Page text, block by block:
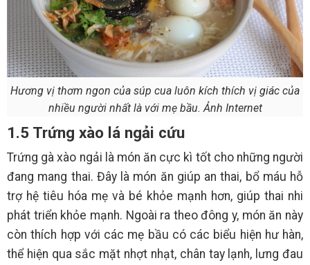
Hương vị thơm ngon của súp cua luôn kích thích vị giác của
nhiều người nhất là với mẹ bầu. Ảnh Internet
1.5 Trứng xào lá ngải cứu
Trứng gà xào ngải là món ăn cực kì tốt cho những người
đang mang thai. Đây là món ăn giúp an thai, bổ máu hỗ
trợ hệ tiêu hóa mẹ và bé khỏe mạnh hơn, giúp thai nhi
phát triển khỏe mạnh. Ngoài ra theo đông y, món ăn này
còn thích hợp với các mẹ bầu có các biểu hiện hư hàn,
thể hiện qua sắc mặt nhợt nhạt, chân tay lạnh, lưng đau